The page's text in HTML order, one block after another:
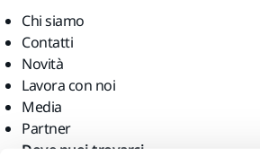
Chi siamo
Contatti
Novità
Lavora con noi
Media
Partner
Dove puoi trovarci